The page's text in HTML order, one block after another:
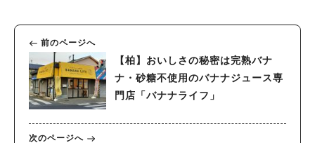
前のページへ
【柏】おいしさの秘密は完熟バナ
ナ・砂糖不使用のバナナジュース専
門店「バナナライフ」
次のページへ